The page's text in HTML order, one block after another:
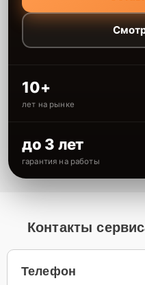
10+
лет на рынке
до 3 лет
гарантия на работы
Контакты
Телефон